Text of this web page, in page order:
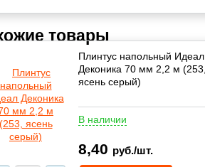
товары
Плинтус напольный Идеал
Деконика 70 мм 2,2 м (253,
ясень серый)
В наличии
8,40 руб./шт.